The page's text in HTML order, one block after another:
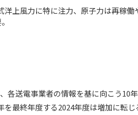
上風力に特に注力、原子力は再稼
送電事業者の情報を基に向こう10
最終年度する2024年度は増加に転